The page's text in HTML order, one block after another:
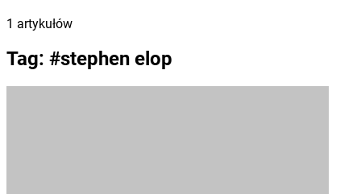
1 artykułów
Tag: #stephen elop